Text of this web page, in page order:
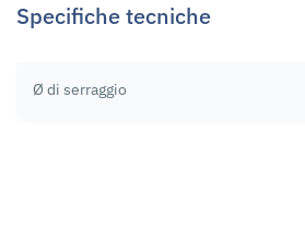
Specifiche tecniche
Ø di serraggio